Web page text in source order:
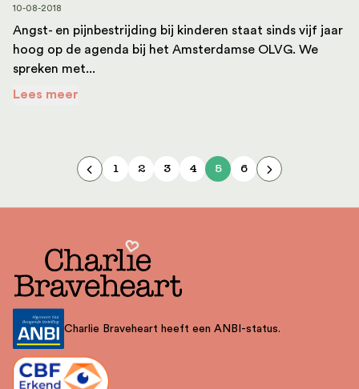
10-08-2018
Angst- en pijnbestrijding bij kinderen staat sinds vijf jaar
hoog op de agenda bij het Amsterdamse OLVG. We
spreken met...
Lees meer
1 2 3 4 5 6
Charlie Braveheart heeft een ANBI-status.